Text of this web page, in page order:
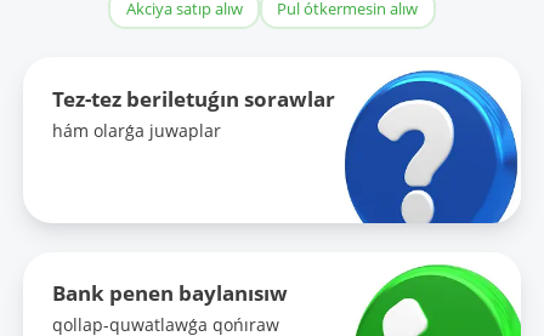
Akciya satıp alıw
Pul ótkermesin alıw
Tez-tez beriletuǵın sorawlar
hám olarǵa juwaplar
Bank penen baylanısıw
qollap-quwatlawǵa qońıraw